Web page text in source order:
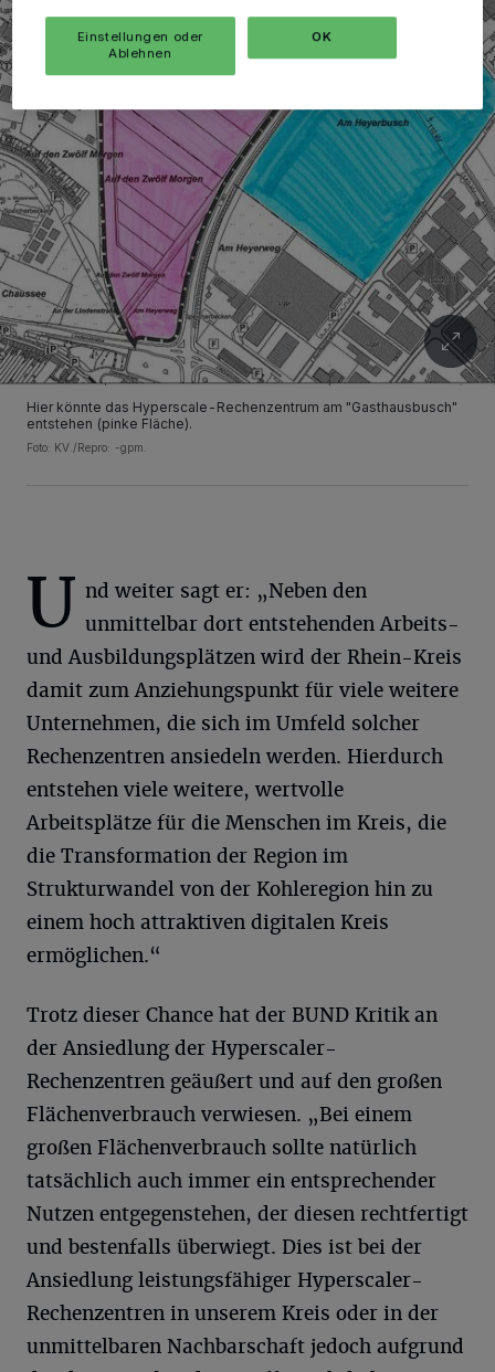
Hier könnte das Hyperscale-Rechenzentrum am "Gasthausbusch"
entstehen (pinke Fläche).
Foto: KV./Repro: -gpm.
U nd weiter sagt er: „Neben den
unmittelbar dort entstehenden Arbeits-
und Ausbildungsplätzen wird der Rhein-Kreis
damit zum Anziehungspunkt für viele weitere
Unternehmen, die sich im Umfeld solcher
Rechenzentren ansiedeln werden. Hierdurch
entstehen viele weitere, wertvolle
Arbeitsplätze für die Menschen im Kreis, die
die Transformation der Region im
Strukturwandel von der Kohleregion hin zu
einem hoch attraktiven digitalen Kreis
ermöglichen.“
Trotz dieser Chance hat der BUND Kritik an
der Ansiedlung der Hyperscaler-
Rechenzentren geäußert und auf den großen
Flächenverbrauch verwiesen. „Bei einem
großen Flächenverbrauch sollte natürlich
tatsächlich auch immer ein entsprechender
Nutzen entgegenstehen, der diesen rechtfertigt
und bestenfalls überwiegt. Dies ist bei der
Ansiedlung leistungsfähiger Hyperscaler-
Rechenzentren in unserem Kreis oder in der
unmittelbaren Nachbarschaft jedoch aufgrund
Einstellungen oder
Ablehnen
OK